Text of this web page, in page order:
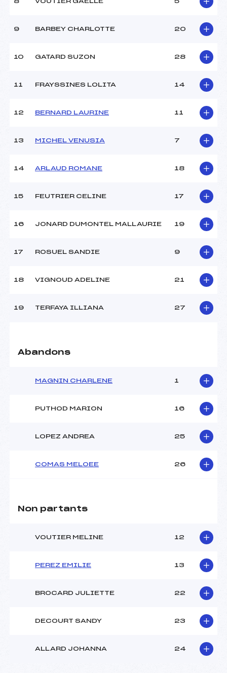
Neige :
DURE
35
12H30
Ouvreurs A :
DELEGLISE NICOLAS
FLEURY CEDRIC (SA)
Ouvreurs E :
-4
Pénalité appliquée :
84.9300
8 VOUTIER GAELLE 5
9 BARBEY CHARLOTTE 20
10 GATARD SUZON 28
11 FRAYSSINES LOLITA 14
12 BERNARD LAURINE 11
13 MICHEL VENUSIA 7
14 ARLAUD ROMANE 18
15 FEUTRIER CELINE 17
16 JONARD DUMONTEL MALLAURIE 19
17 ROSUEL SANDIE 9
18 VIGNOUD ADELINE 21
19 TERFAYA ILLIANA 27
Abandons
MAGNIN CHARLENE 1
PUTHOD MARION 16
LOPEZ ANDREA 25
COMAS MELOEE 26
Non partants
VOUTIER MELINE 12
PEREZ EMILIE 13
BROCARD JULIETTE 22
DECOURT SANDY 23
ALLARD JOHANNA 24